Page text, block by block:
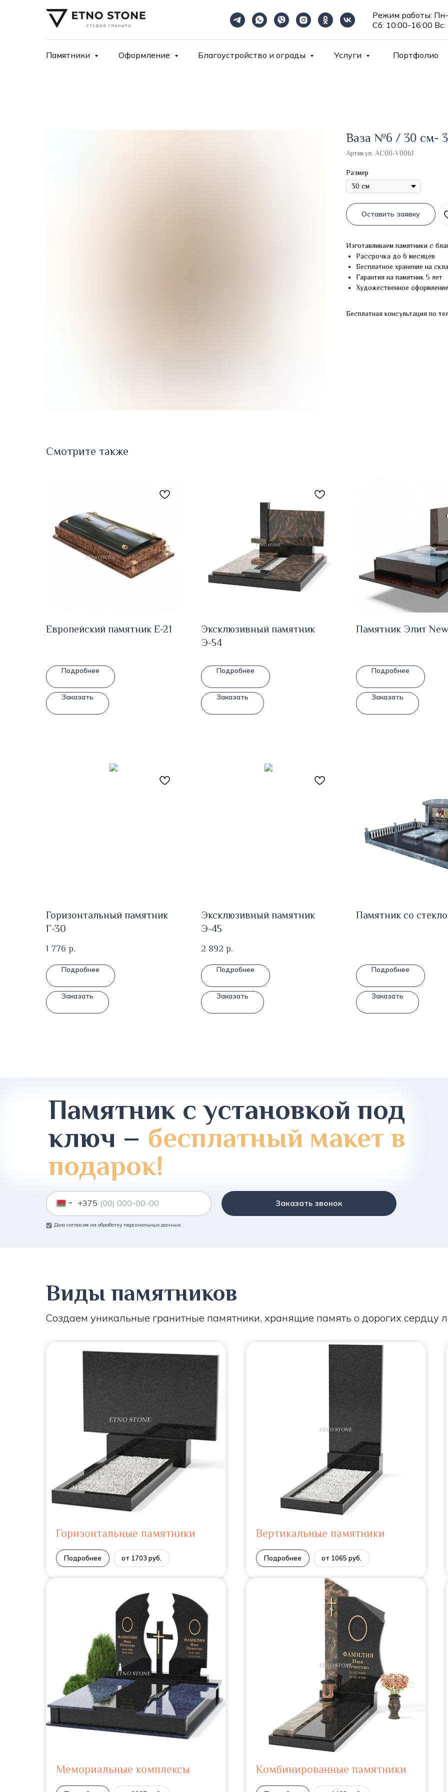
Режим работы:
Сб: 10:00-16:00 Вс:
Памятники Оформление Благоустройство и ограды Услуги Портфолио
Ваза №6 / 30 см-
Артикул: AC00-V0061
Размер
Оставить заявку
Изготавливаем памятники с
Рассрочка до 6 месяцев
Бесплатное хранение на
Гарантия на памятник 5 лет
Художественное оформление
Бесплатная консультация по
Смотрите также
Европейский памятник E-21
Подробнее
Заказать
Эксклюзивный памятник
Э-54
Подробнее
Заказать
Памятник Элит New
Подробнее
Заказать
Горизонтальный памятник
Г-30
1 776 р.
Подробнее
Заказать
Эксклюзивный памятник
Э-45
2 892 р.
Подробнее
Заказать
Памятник со
Подробнее
Заказать
Памятник с установкой под
ключ – бесплатный макет в
подарок!
+375 Заказать звонок
Даю согласие на обработку персональных данных
Виды памятников
Создаем уникальные гранитные памятники, хранящие память о дорогих сердцу
Горизонтальные памятники
Подробнее от 1703 руб.
Вертикальные памятники
Подробнее от 1065 руб.
Мемориальные комплексы Комбинированные памятники